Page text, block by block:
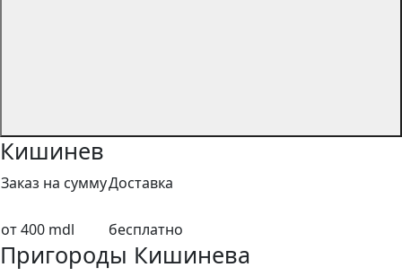
Кишинев
Заказ на суммуДоставка
от 400 mdl бесплатно
Пригороды Кишинева